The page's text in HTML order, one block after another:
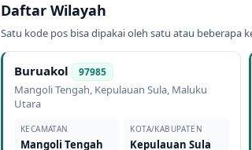
Daftar Wilayah
Satu kode pos bisa dipakai oleh satu atau beberapa
Buruakol 97985
Mangoli Tengah, Kepulauan Sula, Maluku
Utara
KECAMATAN
Mangoli Tengah
KOTA/KABUPATEN
Kepulauan Sula